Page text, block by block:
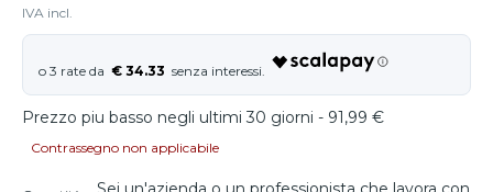
IVA incl.
€ 34.33
Prezzo piu basso negli ultimi 30 giorni - 91,99 €
Contrassegno non applicabile